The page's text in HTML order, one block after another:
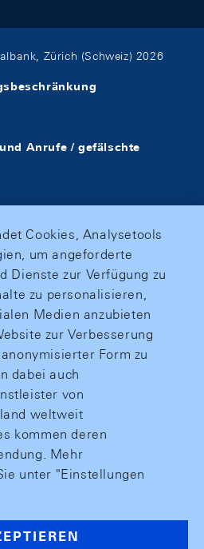
Zürich (Schweiz) 2026
Anrufe / gefälschte
Cookies, Analysetools
um angeforderte
Dienste zur Verfügung zu
zu personalisieren,
Medien anzubieten
zur Verbesserung
Form zu
dabei auch
von
weltweit
kommen deren
Mehr
unter "Einstellungen